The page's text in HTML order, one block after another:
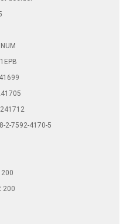
2-7592-4170-5
200
: 200